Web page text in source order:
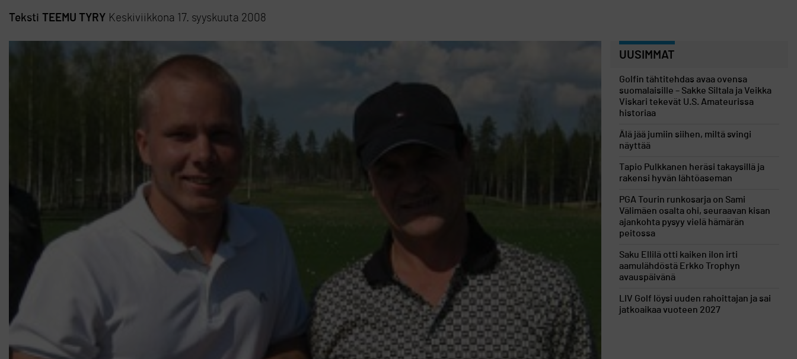
Teksti TEEMU TYRY Keskiviikkona 17. syyskuuta 2008
UUSIMMAT
Golfin tähtitehdas avaa ovensa
suomalaisille – Sakke Siltala ja Veikka
Viskari tekevät U.S. Amateurissa
historiaa
Älä jää jumiin siihen, miltä svingi
näyttää
Tapio Pulkkanen heräsi takaysillä ja
rakensi hyvän lähtöaseman
PGA Tourin runkosarja on Sami
Välimäen osalta ohi, seuraavan kisan
ajankohta pysyy vielä hämärän
peitossa
Saku Ellilä otti kaiken ilon irti
aamulähdöstä Erkko Trophyn
avauspäivänä
LIV Golf löysi uuden rahoittajan ja sai
jatkoaikaa vuoteen 2027